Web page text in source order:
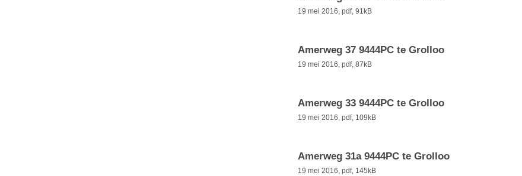
19 mei 2016, pdf, 91kB
Amerweg 37 9444PC te Grolloo
19 mei 2016, pdf, 87kB
Amerweg 33 9444PC te Grolloo
19 mei 2016, pdf, 109kB
Amerweg 31a 9444PC te Grolloo
19 mei 2016, pdf, 145kB